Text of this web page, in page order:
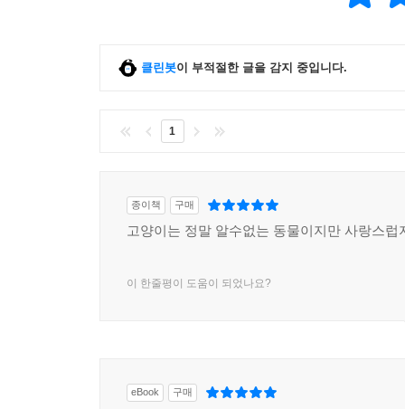
클린봇이 부적절한 글을 감지 중입니다.
1
종이책 구매
고양이는 정말 알수없는 동물이지만 사랑스럽
이 한줄평이 도움이 되었나요?
eBook 구매